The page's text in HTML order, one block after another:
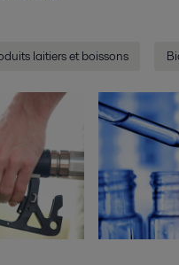
laitiers et boissons